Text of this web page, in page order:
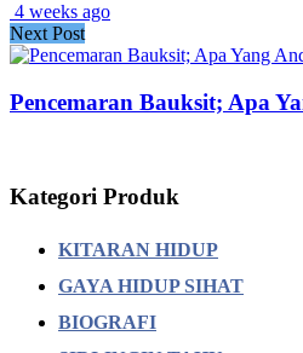
4 weeks ago
Next Post
Pencemaran Bauksit; Apa
Kategori Produk
KITARAN HIDUP
GAYA HIDUP SIHAT
BIOGRAFI